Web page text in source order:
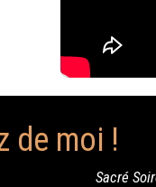
de moi !
pour ta prestation à